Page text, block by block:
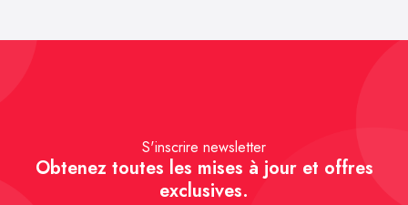
S'inscrire newsletter
Obtenez toutes les mises à jour et offres
exclusives.